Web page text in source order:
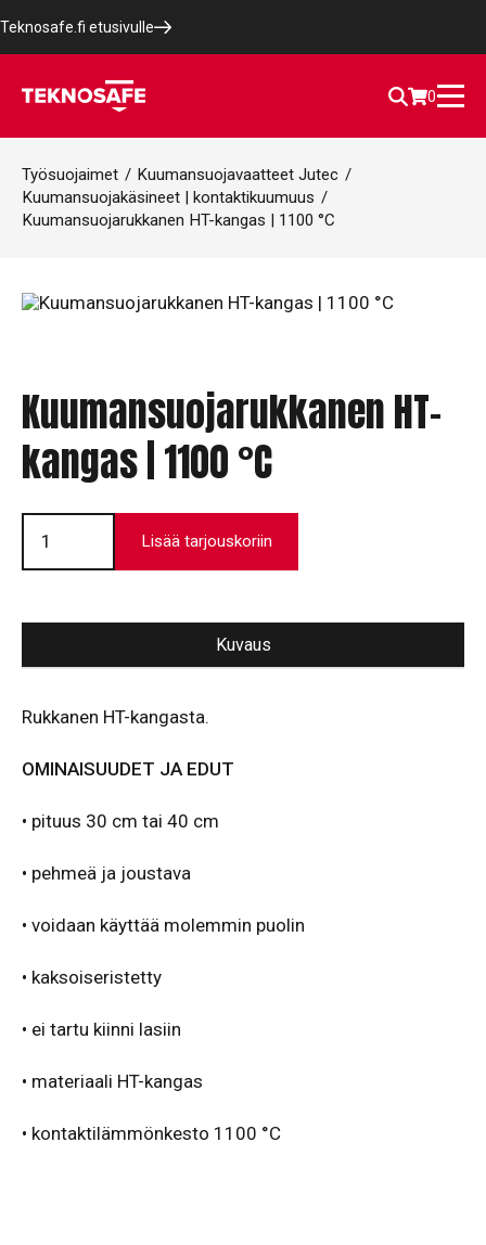
Teknosafe.fi etusivulle
0
Työsuojaimet / Kuumansuojavaatteet Jutec /
Kuumansuojakäsineet | kontaktikuumuus /
Kuumansuojarukkanen HT-kangas | 1100 °C
Kuumansuojarukkanen HT-
kangas | 1100 °C
Kuumansuojarukkanen
kangas
|
Lisää tarjouskoriin
Kuvaus
Rukkanen HT-kangasta.
OMINAISUUDET JA EDUT
• pituus 30 cm tai 40 cm
• pehmeä ja joustava
• voidaan käyttää molemmin puolin
• kaksoiseristetty
• ei tartu kiinni lasiin
• materiaali HT-kangas
• kontaktilämmönkesto 1100 °C